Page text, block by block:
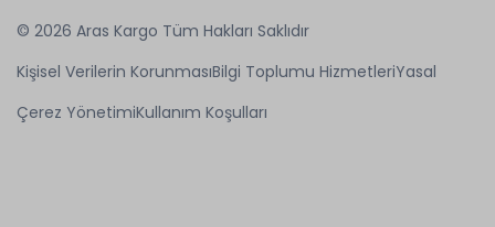
© 2026 Aras Kargo Tüm Hakları Saklıdır
Kişisel Verilerin KorunmasıBilgi Toplumu HizmetleriYasal
Çerez YönetimiKullanım Koşulları